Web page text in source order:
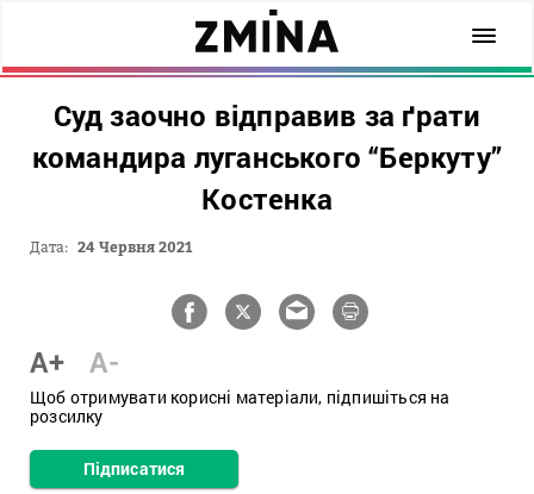
Суд заочно відправив за ґрати
командира луганського “Беркуту”
Костенка
Дата: 24 Червня 2021
A+ A-
Щоб отримувати корисні матеріали, підпишіться на
розсилку
Підписатися